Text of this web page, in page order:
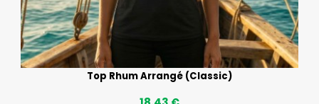
Top Rhum Arrangé (Classic)